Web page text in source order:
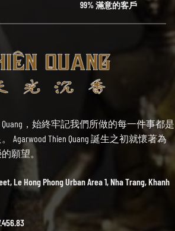
99% 滿意的客戶
Quang，始終牢記我們所做的每一件事都是
Agarwood Thien Quang 誕生之初就懷著為
願望。
Le Hong Phong Urban Area 1, Nha Trang, Khanh